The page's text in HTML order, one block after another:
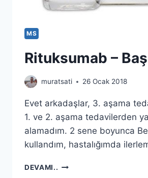
MS
Rituksumab –
muratsati 26 Ocak 2018
Evet arkadaşlar, 3. aşama
1. ve 2. aşama tedavilerden
alamadım. 2 sene boyunca
kullandım, hastalığımda
DEVAMI.. RITUKSUMAB